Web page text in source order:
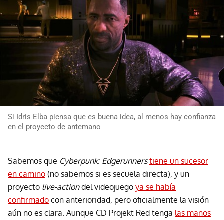
Si Idris Elba piensa que es buena idea, al menos hay confianza
en el proyecto de antemano
Sabemos que Cyberpunk: Edgerunners tiene un sucesor
en camino (no sabemos si es secuela directa), y un
proyecto live-actiondel videojuego ya se había
confirmado con anterioridad, pero oficialmente la visión
aún no es clara. Aunque CD Projekt Red tenga las manos